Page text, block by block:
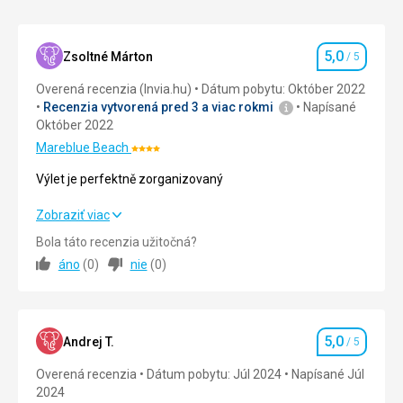
výrobe
olivového
oleja.
kláštoru
patrí
malé
múzeum
byzantskými
svetými
knihami
Nenáročné
Zsoltné Márton Hodnotenie
5,0 / 5
Overená recenzia (Invia.hu)
Dátum pobytu: Október 2022
Recenzia vytvorená pred 3 a viac rokmi
Napísané
Október 2022
Mareblue BeachHodnotenie:
4/5
Výlet je perfektně zorganizovaný
Výlet je perfektně zorganizovaný
Strava
Služby 5,0/ 5
Cena
Zobraziť viac
Bola táto recenzia užitočná?
áno (0) nie (0)
Andrej T. Hodnotenie
5,0 / 5
Overená recenzia Dátum pobytu: Júl 2024
Napísané Júl
2024